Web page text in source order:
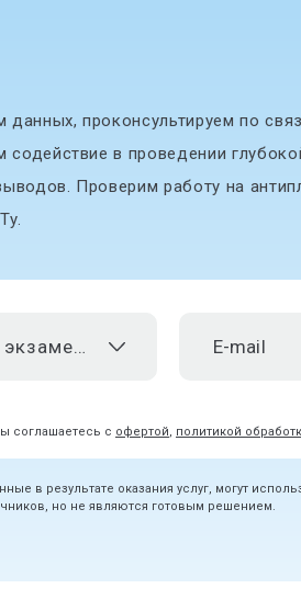
проконсультируем по
содействие в проведении
Проверим работу на
билеты к экзаменам
соглашаетесь с офертой, политикой
в результате оказания услуг, могут
но не являются готовым решением.